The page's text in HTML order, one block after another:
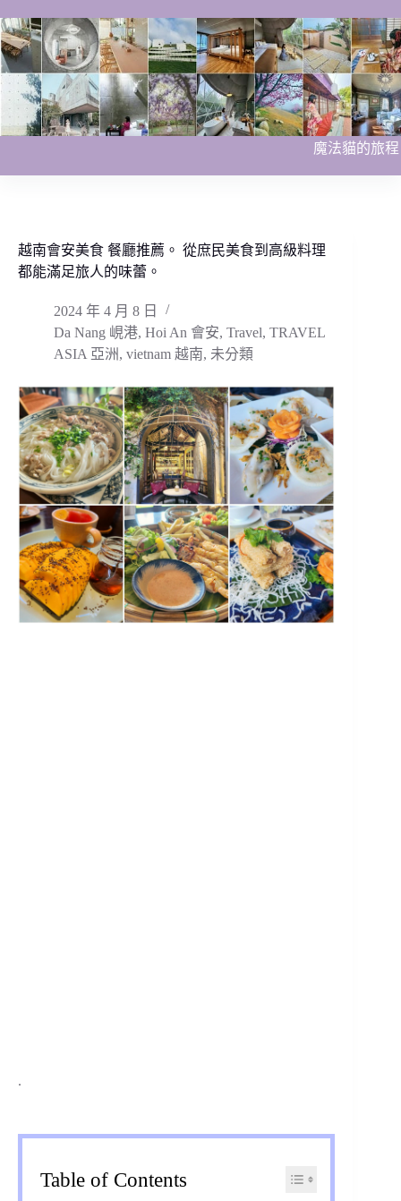
至
主
要
內
容
魔法貓的旅程
越南會安美食 餐廳推薦。 從庶民美食到高級料理
都能滿足旅人的味蕾。
2024 年 4 月 8 日
Da Nang 峴港, Hoi An 會安, Travel, TRAVEL
ASIA 亞洲, vietnam 越南, 未分類
.
Table of Contents